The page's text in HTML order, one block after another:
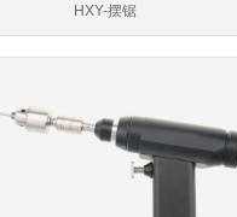
HXY-摆锯